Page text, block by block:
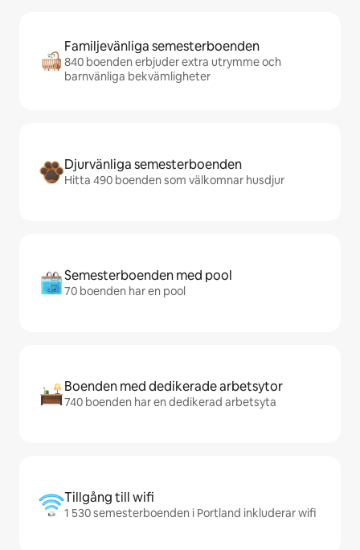
Familjevänliga semesterboenden
840 boenden erbjuder extra utrymme och
barnvänliga bekvämligheter
Djurvänliga semesterboenden
Hitta 490 boenden som välkomnar husdjur
Semesterboenden med pool
70 boenden har en pool
Boenden med dedikerade arbetsytor
740 boenden har en dedikerad arbetsyta
Tillgång till wifi
1 530 semesterboenden i Portland inkluderar wifi